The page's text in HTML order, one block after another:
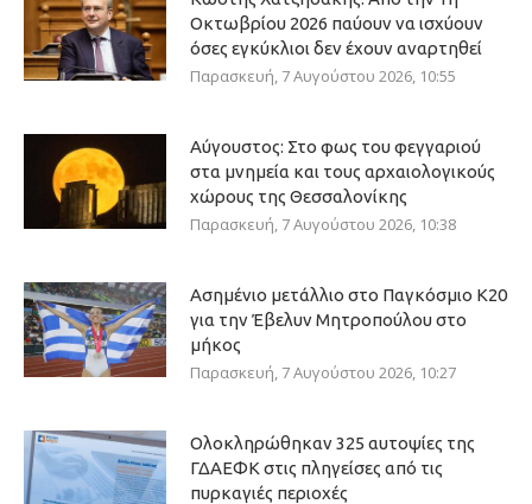
Οκτωβρίου 2026 παύουν να ισχύουν
όσες εγκύκλιοι δεν έχουν αναρτηθεί
Παρασκευή, 7 Αυγούστου 2026, 10:55
Αύγουστος: Στο φως του φεγγαριού
στα μνημεία και τους αρχαιολογικούς
χώρους της Θεσσαλονίκης
Παρασκευή, 7 Αυγούστου 2026, 10:38
Ασημένιο μετάλλιο στο Παγκόσμιο Κ20
για την Έβελυν Μητροπούλου στο
μήκος
Παρασκευή, 7 Αυγούστου 2026, 10:27
Ολοκληρώθηκαν 325 αυτοψίες της
ΓΔΑΕΦΚ στις πληγείσες από τις
πυρκαγιές περιοχές